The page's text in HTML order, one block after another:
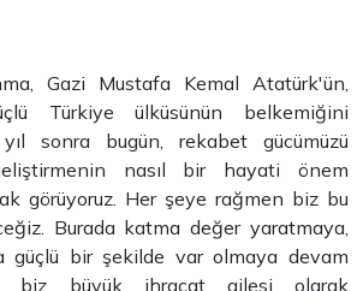
Gazi Mustafa Kemal Atatürk'ün,
Türkiye ülküsünün belkemiğini
sonra bugün, rekabet gücümüzü
nasıl bir hayati önem
görüyoruz. Her şeye rağmen biz bu
Burada katma değer yaratmaya,
güçlü bir şekilde var olmaya devam
biz büyük ihracat ailesi olarak